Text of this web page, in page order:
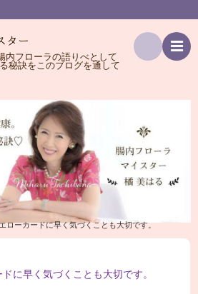
内フローラの語りべとして
秘訣をこのブログを通して
索
ローカードに早く気づくことも大切です。
に早く気づくことも大切です。